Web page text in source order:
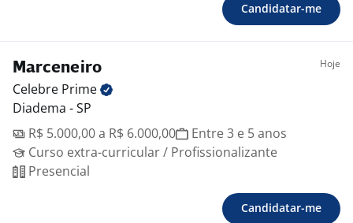
Candidatar-me
Marceneiro Hoje
Celebre Prime
Diadema - SP
R$ 5.000,00 a R$ 6.000,00
Entre 3 e 5 anos
Curso extra-curricular / Profissionalizante
Presencial
Candidatar-me